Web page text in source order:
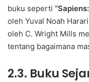
buku seperti
oleh Yuval Noah
oleh C. Wright Mills
tentang bagaimana
2.3. Buku